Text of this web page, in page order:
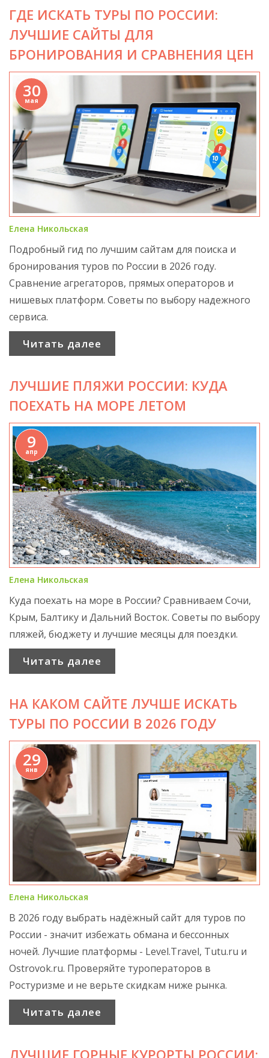
ГДЕ ИСКАТЬ ТУРЫ ПО РОССИИ:
ЛУЧШИЕ САЙТЫ ДЛЯ
БРОНИРОВАНИЯ И СРАВНЕНИЯ ЦЕН
30
мая
Елена Никольская
Подробный гид по лучшим сайтам для поиска и
бронирования туров по России в 2026 году.
Сравнение агрегаторов, прямых операторов и
нишевых платформ. Советы по выбору надежного
сервиса.
Читать далее
ЛУЧШИЕ ПЛЯЖИ РОССИИ: КУДА
ПОЕХАТЬ НА МОРЕ ЛЕТОМ
9
апр
Елена Никольская
Куда поехать на море в России? Сравниваем Сочи,
Крым, Балтику и Дальний Восток. Советы по выбору
пляжей, бюджету и лучшие месяцы для поездки.
Читать далее
НА КАКОМ САЙТЕ ЛУЧШЕ ИСКАТЬ
ТУРЫ ПО РОССИИ В 2026 ГОДУ
29
янв
Елена Никольская
В 2026 году выбрать надёжный сайт для туров по
России - значит избежать обмана и бессонных
ночей. Лучшие платформы - Level.Travel, Tutu.ru и
Ostrovok.ru. Проверяйте туроператоров в
Ростуризме и не верьте скидкам ниже рынка.
Читать далее
ЛУЧШИЕ ГОРНЫЕ КУРОРТЫ РОССИИ: